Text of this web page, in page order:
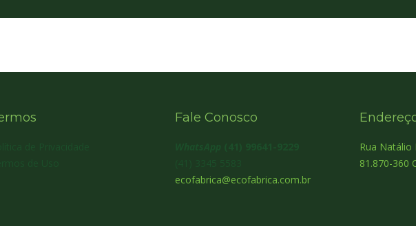
Fale Conosco
ecofabrica@ecofabrica.com.br
Rua Natálio
81.870-360